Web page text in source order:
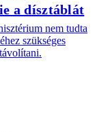
a dísztáblát
nem tudta
szükséges